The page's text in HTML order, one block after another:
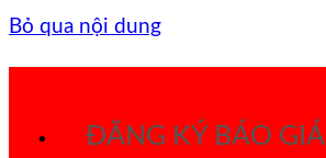
Bỏ qua nội dung
ĐĂNG KÝ BÁO GIÁ